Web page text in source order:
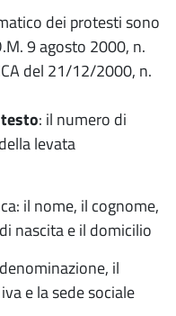
dei protesti sono
9 agosto 2000, n.
del 21/12/2000, n.
: il numero di
levata
il nome, il cognome,
nascita e il domicilio
il
e la sede sociale